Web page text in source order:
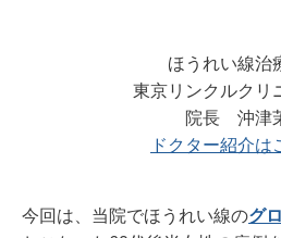
ほうれい線治
東京リンクルクリ
院長 沖津
ドクター紹介は
今回は、当院でほうれい線のグ